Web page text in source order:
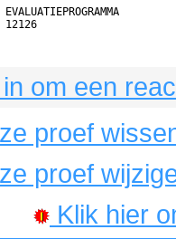
om een
proef
proef
Klik hier